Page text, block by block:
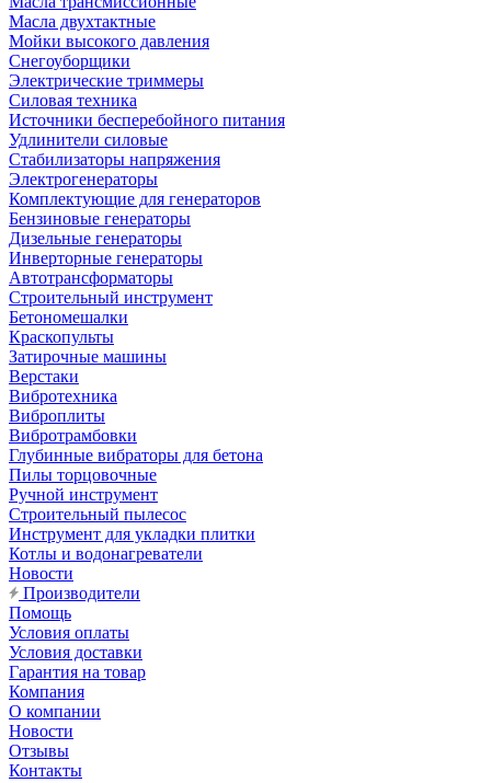
Масла двухтактные
Мойки высокого давления
Снегоуборщики
Электрические триммеры
Силовая техника
Источники бесперебойного питания
Удлинители силовые
Стабилизаторы напряжения
Электрогенераторы
Комплектующие для генераторов
Бензиновые генераторы
Дизельные генераторы
Инверторные генераторы
Автотрансформаторы
Строительный инструмент
Бетономешалки
Краскопульты
Затирочные машины
Верстаки
Вибротехника
Виброплиты
Вибротрамбовки
Глубинные вибраторы для бетона
Пилы торцовочные
Ручной инструмент
Строительный пылесос
Инструмент для укладки плитки
Котлы и водонагреватели
Новости
Производители
Помощь
Условия оплаты
Условия доставки
Гарантия на товар
Компания
О компании
Новости
Отзывы
Контакты